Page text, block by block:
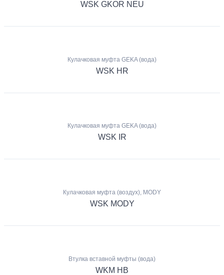
WSK GKOR NEU
Кулачковая муфта GEKA (вода)
WSK HR
Кулачковая муфта GEKA (вода)
WSK IR
Кулачковая муфта (воздух), MODY
WSK MODY
Втулка вставной муфты (вода)
WKM HB